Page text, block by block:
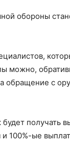
обороны
можно,
обращение с
получать
100%-ые